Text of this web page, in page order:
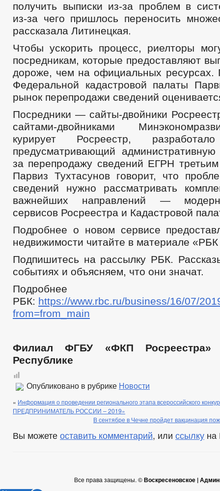
получить выписки из-за проблем в
из-за чего пришлось переносить
рассказала Литинецкая.
Чтобы ускорить процесс, риелторы
посредникам, которые предоставляют
дороже, чем на официальных ресурсах.
Федеральной кадастровой палаты
рынок перепродажи сведений
Посредники — сайты-двойники
сайтами-двойниками
курирует Росреестр, разработало
предусматривающий административную
за перепродажу сведений ЕГРН
Парвиз Тухтасунов говорит, что
сведений нужно рассматривать
важнейших направлений —
сервисов Росреестра и Кадастровой
Подробнее о новом сервисе
недвижимости читайте в материале
Подпишитесь на рассылку РБК.
событиях и объясняем, что они значат.
РБК: https://www.rbc.ru/business/16/07/
from=from_main
Филиал ФГБУ «ФКП Росреестра»
Республике
Опубликовано в рубрике Новости
« Информация о проведении регионального этапа всероссийского
ПРЕДПРИНИМАТЕЛЬ РОССИИ – 2019»
В сентябре в Чечне пройдет вакцинация
Вы можете оставить комментарий, или ссылку на
Все права защищены. ©Воскресеновское |